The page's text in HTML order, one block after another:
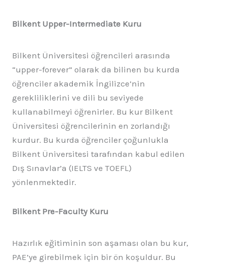
Bilkent Upper-Intermediate Kuru
Bilkent Üniversitesi öğrencileri arasında
“upper-forever” olarak da bilinen bu kurda
öğrenciler akademik İngilizce’nin
gerekliliklerini ve dili bu seviyede
kullanabilmeyi öğrenirler. Bu kur Bilkent
Üniversitesi öğrencilerinin en zorlandığı
kurdur. Bu kurda öğrenciler çoğunlukla
Bilkent Üniversitesi tarafından kabul edilen
Dış Sınavlar’a (IELTS ve TOEFL)
yönlenmektedir.
Bilkent Pre-Faculty Kuru
Hazırlık eğitiminin son aşaması olan bu kur,
PAE’ye girebilmek için bir ön koşuldur. Bu